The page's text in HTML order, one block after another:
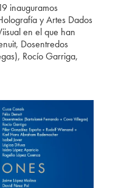
inauguramos
y Artes Dados
en el que han
Dosentredos
Rocío Garriga,